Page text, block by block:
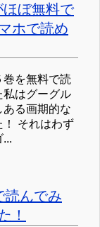
ぼ無料で
ホで読め
を無料で読
私はグーグル
る画期的な
それはわず
...
読んでみ
！